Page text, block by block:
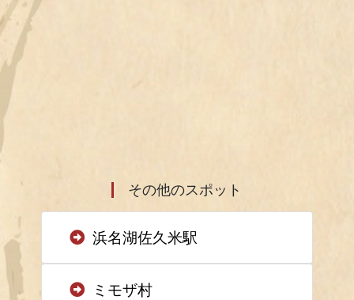
その他のスポット
浜名湖佐久米駅
ミモザ村